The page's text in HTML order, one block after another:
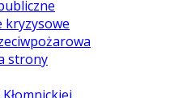
kryzysowe
strony